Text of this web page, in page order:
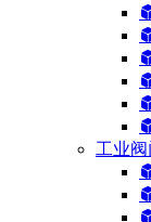
工业